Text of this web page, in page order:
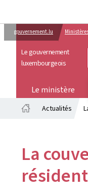
gouvernement.lu
Le gouvernement
luxembourgeois
Le ministère
Actualités
La